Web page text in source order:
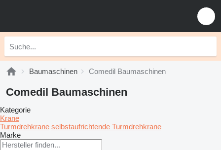
Baumaschinen Comedil Baumaschinen
Comedil Baumaschinen
Kategorie
Krane
Turmdrehkrane selbstaufrichtende Turmdrehkrane
Marke